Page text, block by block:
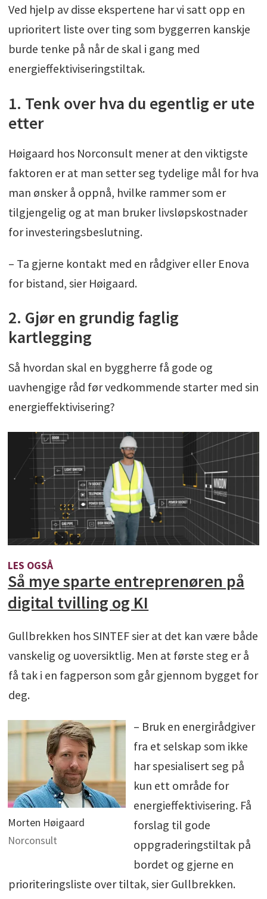
Ved hjelp av disse ekspertene har vi satt opp en
uprioritert liste over ting som byggerren kanskje
burde tenke på når de skal i gang med
energieffektiviseringstiltak.
1. Tenk over hva du egentlig er ute
etter
Høigaard hos Norconsult mener at den viktigste
faktoren er at man setter seg tydelige mål for hva
man ønsker å oppnå, hvilke rammer som er
tilgjengelig og at man bruker livsløpskostnader
for investeringsbeslutning.
– Ta gjerne kontakt med en rådgiver eller Enova
for bistand, sier Høigaard.
2. Gjør en grundig faglig
kartlegging
Så hvordan skal en byggherre få gode og
uavhengige råd før vedkommende starter med sin
energieffektivisering?
LES OGSÅ
Så mye sparte entreprenøren på
digital tvilling og KI
Gullbrekken hos SINTEF sier at det kan være både
vanskelig og uoversiktlig. Men at første steg er å
få tak i en fagperson som går gjennom bygget for
deg.
Morten Høigaard
Norconsult
– Bruk en energirådgiver
fra et selskap som ikke
har spesialisert seg på
kun ett område for
energieffektivisering. Få
forslag til gode
oppgraderingstiltak på
bordet og gjerne en
prioriteringsliste over tiltak, sier Gullbrekken.